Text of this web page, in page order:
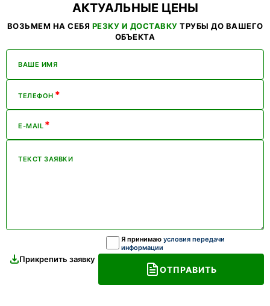
АКТУАЛЬНЫЕ ЦЕНЫ
ВОЗЬМЕМ НА СЕБЯ РЕЗКУ И ДОСТАВКУ ТРУБЫ ДО ВАШЕГО
ОБЪЕКТА
ВАШЕ ИМЯ
ТЕЛЕФОН *
E-MAIL *
ТЕКСТ ЗАЯВКИ
Прикрепить заявку
Я принимаю условия передачи
информации
ОТПРАВИТЬ